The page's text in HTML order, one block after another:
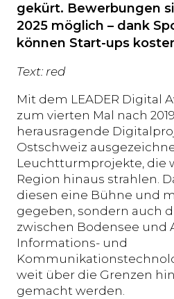
gekürt. Bewerbungen
2025 möglich – dank
können Start-ups
Text: red
Mit dem LEADER Digital
zum vierten Mal nach
herausragende
Ostschweiz
Leuchtturmprojekte, die
Region hinaus strahlen.
diesen eine Bühne und
gegeben, sondern auch
zwischen Bodensee und
Informations- und
weit über die Grenzen
gemacht werden.